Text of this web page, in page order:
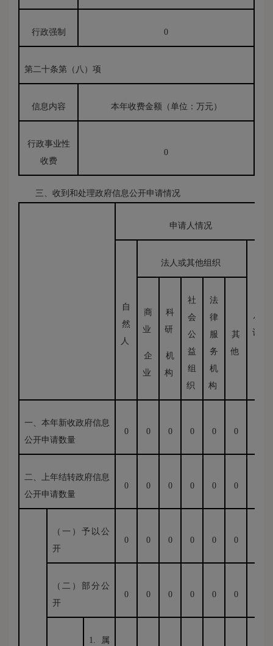
行政强制 0
第二十条第（八）项
信息内容 本年收费金额（单位：万元）
行政事业性
收费
0
三、收到和处理政府信息公开申请情况
申请人情况
自
然
人
法人或其他组织
总
计
商
业
企
业
科
研
机
构
社
会
公
益
组
织
法
律
服
务
机
构
其
他
一、本年新收政府信息
公开申请数量
0 0 0 0 0 0
二、上年结转政府信息
公开申请数量
0 0 0 0 0 0
（一）予以公
开
0 0 0 0 0 0
（二）部分公
开
0 0 0 0 0 0
1.属